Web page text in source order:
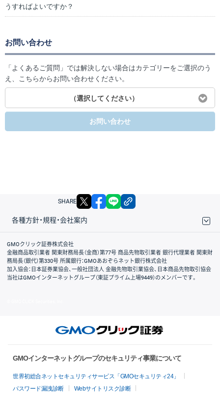
うすればよいですか？
お問い合わせ
「よくあるご質問」では解決しない場合はカテゴリーをご選択のう
え、こちらからお問い合わせください。
（選択してください）
お問い合わせ
SHARE X facebook
各種方針・規程・会社案内
取引規程・約款
サイトマップ
その他のご案内
個人情報保護方針
最良執行方針
サイトのご利用について
ディスクレイマー
信託保全
リスク説明
会社案内
GMOクリック証券株式会社
金融商品取引業者 関東財務局長（金商）第77号 商品先物取引業者 銀行代理業者 関東財
務局長（銀代）第330号 所属銀行：GMOあおぞらネット銀行株式会社
加入協会：日本証券業協会、一般社団法人 金融先物取引業協会、日本商品先物取引協会
当社はGMOインターネットグループ（東証プライム上場9449）のメンバーです。
GMOインターネットグループのセキュリティ事業について
世界初総合ネットセキュリティサービス「GMOセキュリティ24」
パスワード漏洩診断
Webサイトリスク診断